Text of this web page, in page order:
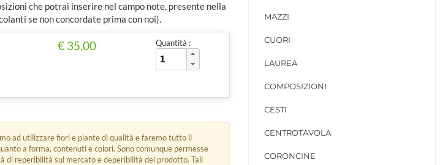
che potrai inserire nel campo note, presente nella
se non concordate prima con noi).
€ 35,00 Quantità :
ad utilizzare fiori e piante di qualità e faremo tutto il
a forma, contenuti e colori. Sono comunque permesse
di reperibilità sul mercato e deperibilità del prodotto. Tali
MAZZI
CUORI
LAUREA
COMPOSIZIONI
CESTI
CENTROTAVOLA
CORONCINE